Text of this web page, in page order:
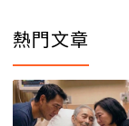
熱門文章